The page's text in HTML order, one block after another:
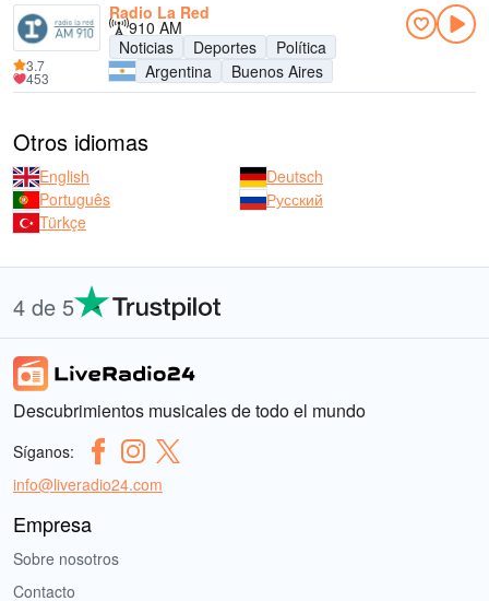
Radio La Red
910 AM
Noticias
Deportes
Política
Argentina
Buenos Aires
3.7
453
Otros idiomas
English
Deutsch
Português
Русский
Türkçe
4 de 5
Descubrimientos musicales de todo el mundo
Síganos:
info@liveradio24.com
Empresa
Sobre nosotros
Contacto